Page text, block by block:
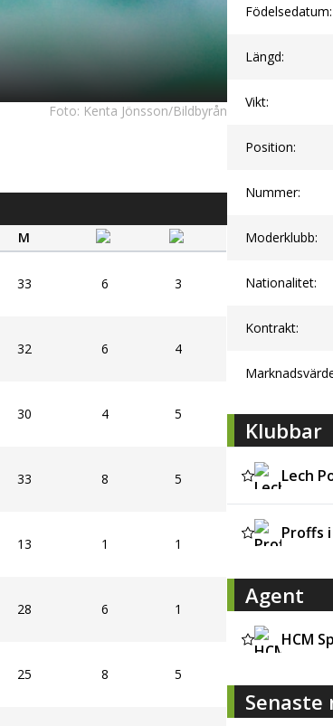
Foto: Kenta Jönsson/Bildbyrån
M
33 6 3
32 6 4
30 4 5
33 8 5
13 1 1
28 6 1
25 8 5
Födelsedatum:
Längd:
Vikt:
Position:
Nummer:
Moderklubb:
Nationalitet:
Kontrakt:
Klubbar
Lech
Proffs
Agent
HCM
Senaste